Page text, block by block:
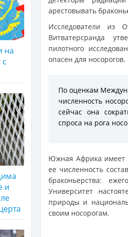
арестовывать
Исследователи из
Витватерсранда
пилотного
опасен для носорогов.
По оценкам
численность
сейчас она
спроса на рога
Южная Африка имеет
ее численность
браконьерства:
Университет
природы и
своим носорогам.
на
и